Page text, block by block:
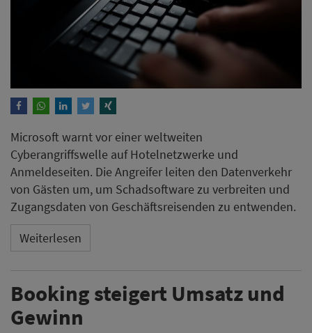
Microsoft warnt vor einer weltweiten
Cyberangriffswelle auf Hotelnetzwerke und
Anmeldeseiten. Die Angreifer leiten den Datenverkehr
von Gästen um, um Schadsoftware zu verbreiten und
Zugangsdaten von Geschäftsreisenden zu entwenden.
Weiterlesen
Booking steigert Umsatz und
Gewinn